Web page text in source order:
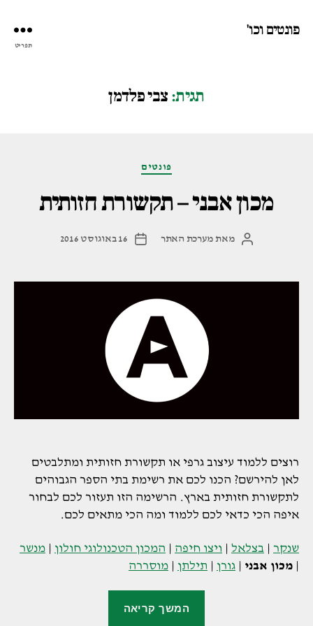
פונטים וכו'
תפריט
תגית:צבי פלדמן
קטגוריותפונטים
מכון אבני – תקשורת חזותית
המחבר
מאת מערכת האתר
תאריך
16 באוגוסט 2016
רוצים ללמוד עיצוב גרפי או תקשורת חזותית ומתלבטים
לאן להירשם? הכנו לכם את רשימת בתי הספר הגבוהים
לתקשורת חזותית בארץ. הרשימה הזו תעזור לכם לבחור
איפה הכי כדאי לכם ללמוד ומה הכי מתאים לכם.
שנקר | בצלאל | ויצו חיפה | המכון הטכנולוגי חולון | מנשר
| מכון אבני | גורן | תילתן | מוסררה
המשך קריאה